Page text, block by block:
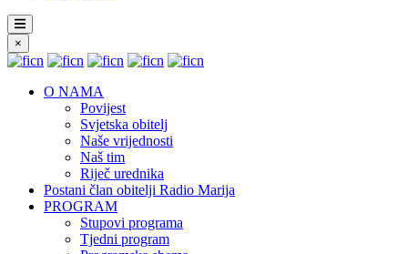
×
O NAMA
Povijest
Svjetska obitelj
Naše vrijednosti
Naš tim
Riječ urednika
Postani član obitelji Radio Marija
PROGRAM
Stupovi programa
Tjedni program